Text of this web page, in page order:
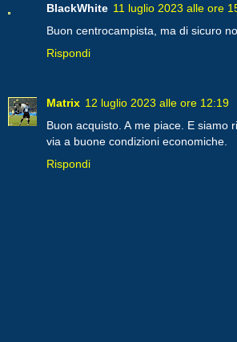
BlackWhite 11 luglio 2023 alle ore
Buon centrocampista, ma di sicuro
Rispondi
Matrix 12 luglio 2023 alle ore 12:19
Buon acquisto. A me piace. E siamo
via a buone condizioni economiche.
Rispondi